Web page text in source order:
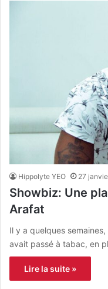
Hippolyte YEO 27
Showbiz: Une
Arafat
Il y a quelques
avait passé à tabac, en
Lire la suite »